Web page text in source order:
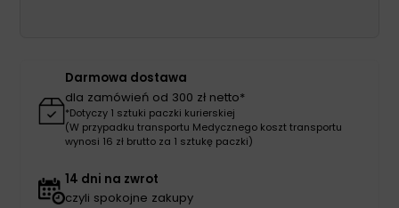
Darmowa dostawa
dla zamówień od 300 zł netto*
*Dotyczy 1 sztuki paczki kurierskiej
(W przypadku transportu Medycznego koszt transportu
wynosi 16 zł brutto za 1 sztukę paczki)
14 dni na zwrot
czyli spokojne zakupy